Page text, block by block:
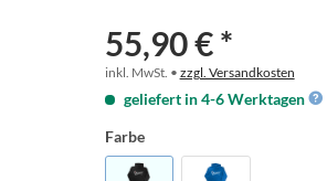
55,90 € *
inkl. MwSt. • zzgl. Versandkosten
geliefert in 4-6 Werktagen
Farbe